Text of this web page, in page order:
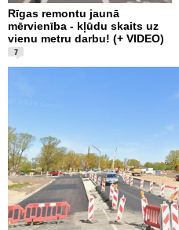
Rīgas remontu jaunā
mērvienība - kļūdu skaits uz
vienu metru darbu! (+ VIDEO)
7